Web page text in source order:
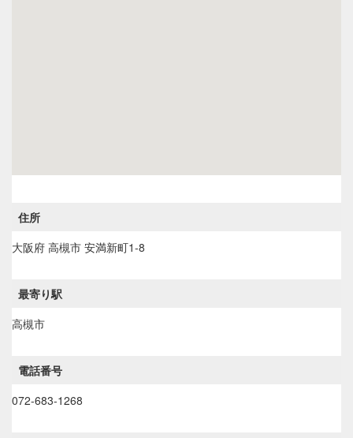
住所
大阪府 高槻市 安満新町1-8
最寄り駅
高槻市
電話番号
072-683-1268